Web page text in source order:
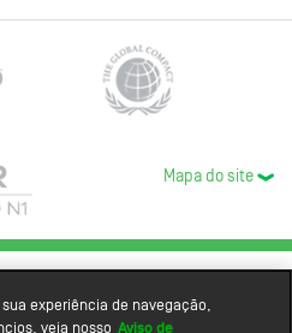
Mapa do site
experiência de navegação,
veja nosso Aviso de